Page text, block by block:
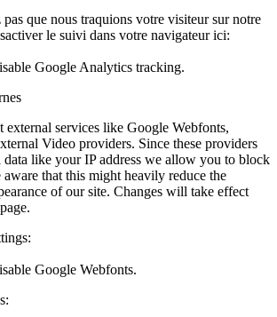
pas que nous traquions votre visiteur sur notre
le suivi dans votre navigateur ici:
Google Analytics tracking.
external services like Google Webfonts,
Video providers. Since these providers
data like your IP address we allow you to block
aware that this might heavily reduce the
of our site. Changes will take effect
Google Webfonts.